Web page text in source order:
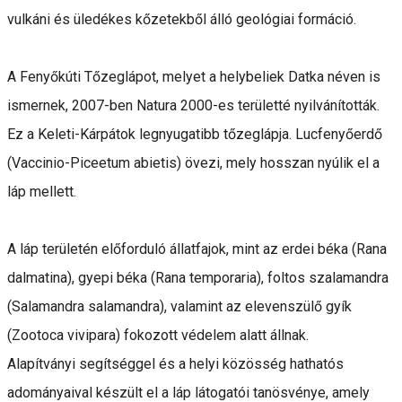
vulkáni és üledékes kőzetekből álló geológiai formáció.
A Fenyőkúti Tőzeglápot, melyet a helybeliek Datka néven is
ismernek, 2007-ben Natura 2000-es területté nyilvánították.
Ez a Keleti-Kárpátok legnyugatibb tőzeglápja. Lucfenyőerdő
(Vaccinio-Piceetum abietis) övezi, mely hosszan nyúlik el a
láp mellett.
A láp területén előforduló állatfajok, mint az erdei béka (Rana
dalmatina), gyepi béka (Rana temporaria), foltos szalamandra
(Salamandra salamandra), valamint az elevenszülő gyík
(Zootoca vivipara) fokozott védelem alatt állnak.
Alapítványi segítséggel és a helyi közösség hathatós
adományaival készült el a láp látogatói tanösvénye, amely